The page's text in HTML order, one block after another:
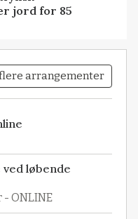
jord for 85
arrangementer
løbende
ONLINE